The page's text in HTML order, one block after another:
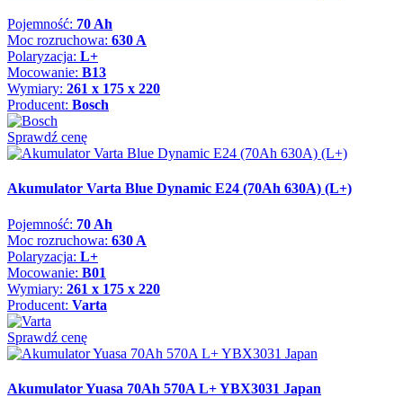
Pojemność: 70 Ah
Moc rozruchowa: 630 A
Polaryzacja: L+
Mocowanie: B13
Wymiary: 261 x 175 x 220
Producent: Bosch
Sprawdź cenę
Akumulator Varta Blue Dynamic E24 (70Ah 630A) (L+)
Pojemność: 70 Ah
Moc rozruchowa: 630 A
Polaryzacja: L+
Mocowanie: B01
Wymiary: 261 x 175 x 220
Producent: Varta
Sprawdź cenę
Akumulator Yuasa 70Ah 570A L+ YBX3031 Japan